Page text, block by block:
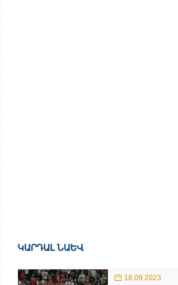
ԿԱՐԴԱԼ ՆԱԵՎ
18.09.2023